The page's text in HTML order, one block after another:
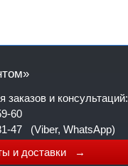
и консультаций:
60
47 (Viber, WhatsApp)
и доставки →